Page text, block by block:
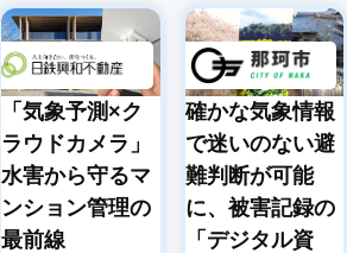
「気象予測×ク
ラウドカメラ」
水害から守るマ
ンション管理の
最前線
確かな気象情報
で迷いのない避
難判断が可能
に、被害記録の
「デジタル資